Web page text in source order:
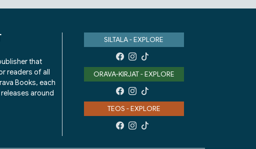
that
readers of all
Books, each
around
SILTALA - EXPLORE
ORAVA-KIRJAT - EXPLORE
TEOS - EXPLORE